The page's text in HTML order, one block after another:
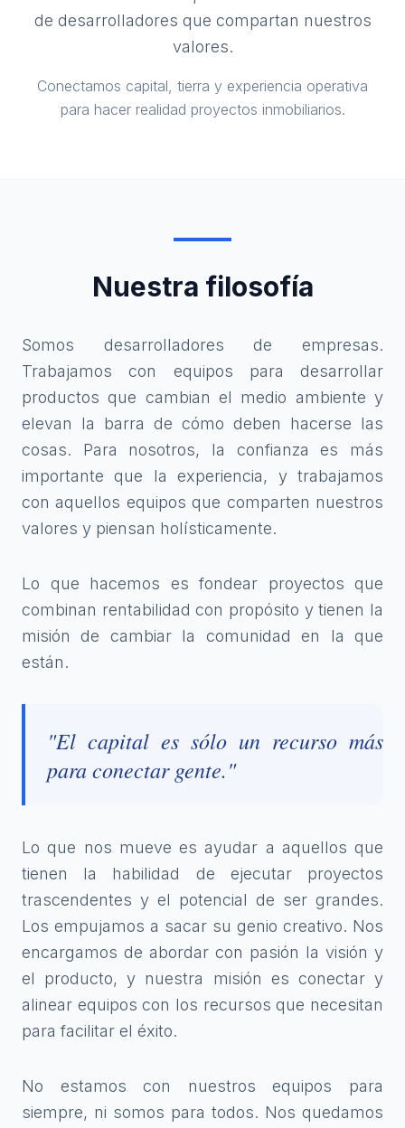
de desarrolladores que compartan nuestros
valores.
Conectamos capital, tierra y experiencia operativa
para hacer realidad proyectos inmobiliarios.
Nuestra filosofía
Somos desarrolladores de empresas.
Trabajamos con equipos para desarrollar
productos que cambian el medio ambiente y
elevan la barra de cómo deben hacerse las
cosas. Para nosotros, la confianza es más
importante que la experiencia, y trabajamos
con aquellos equipos que comparten nuestros
valores y piensan holísticamente.
Lo que hacemos es fondear proyectos que
combinan rentabilidad con propósito y tienen la
misión de cambiar la comunidad en la que
están.
"El capital es sólo un recurso más
para conectar gente."
Lo que nos mueve es ayudar a aquellos que
tienen la habilidad de ejecutar proyectos
trascendentes y el potencial de ser grandes.
Los empujamos a sacar su genio creativo. Nos
encargamos de abordar con pasión la visión y
el producto, y nuestra misión es conectar y
alinear equipos con los recursos que necesitan
para facilitar el éxito.
No estamos con nuestros equipos para
siempre, ni somos para todos. Nos quedamos